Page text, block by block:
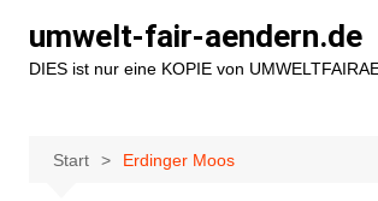
Inhalt
springen
umwelt-fair-aendern.de
DIES ist nur eine KOPIE von
Start Erdinger Moos